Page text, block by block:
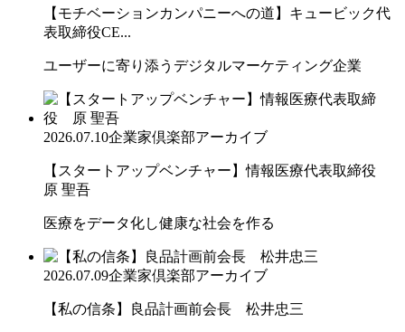
【モチベーションカンパニーへの道】キュービック代
表取締役CE...
ユーザーに寄り添うデジタルマーケティング企業
2026.07.10企業家倶楽部アーカイブ
【スタートアップベンチャー】情報医療代表取締役
原 聖吾
医療をデータ化し健康な社会を作る
2026.07.09企業家倶楽部アーカイブ
【私の信条】良品計画前会長 松井忠三